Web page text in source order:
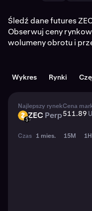
Śledź dane futures
Obserwuj ceny
wolumeny obrotu i
Wykres Rynki
Najlepszy rynek
ZEC
USDZEC Perp
Cena
511.89
Czas 1 mies. 15M 1H